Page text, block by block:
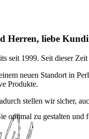
Herren, liebe
seit 1999. Seit dieser
neuen Standort in
Produkte.
stellen wir sicher,
optimal zu gestalten